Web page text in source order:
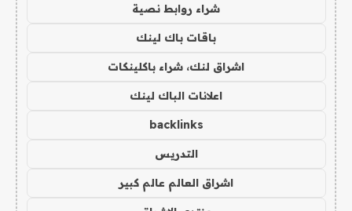
شراء روابط نصية
باقات باك لينك
اشراق لنك، شراء باكلينكات
اعلانات الباك لينك
backlinks
التدريس
اشراق العالم عالم كبير